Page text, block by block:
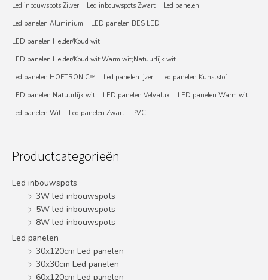
Led inbouwspots Zilver
Led inbouwspots Zwart
Led panelen
Led panelen Aluminium
LED panelen BES LED
LED panelen Helder/Koud wit
LED panelen Helder/Koud wit;Warm wit;Natuurlijk wit
Led panelen HOFTRONIC™
Led panelen Ijzer
Led panelen Kunststof
LED panelen Natuurlijk wit
LED panelen Velvalux
LED panelen Warm wit
Led panelen Wit
Led panelen Zwart PVC
Productcategorieën
Led inbouwspots
3W led inbouwspots
5W led inbouwspots
8W led inbouwspots
Led panelen
30x120cm Led panelen
30x30cm Led panelen
60x120cm Led panelen